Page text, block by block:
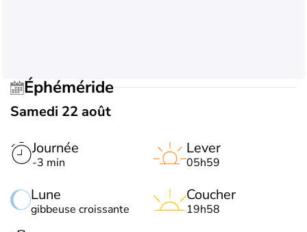
Éphéméride
Samedi 22 août
Journée
-3 min
Lune
gibbeuse croissante
Lever
05h59
Coucher
19h58